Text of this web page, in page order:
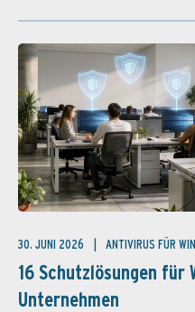
30. JUNI 2026 ANTIVIRUS FÜR
16 Schutzlösungen für
Unternehmen